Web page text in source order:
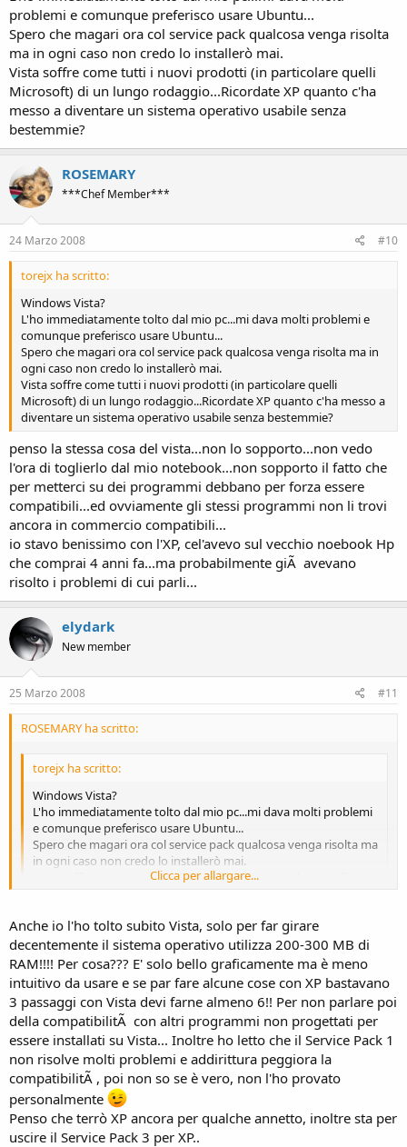
problemi e comunque preferisco usare Ubuntu...
Spero che magari ora col service pack qualcosa venga risolta
ma in ogni caso non credo lo installerò mai.
Vista soffre come tutti i nuovi prodotti (in particolare quelli
Microsoft) di un lungo rodaggio...Ricordate XP quanto c'ha
messo a diventare un sistema operativo usabile senza
bestemmie?
ROSEMARY
***Chef Member***
24 Marzo 2008 #10
torejx ha scritto:
Windows Vista?
L'ho immediatamente tolto dal mio pc...mi dava molti problemi e
comunque preferisco usare Ubuntu...
Spero che magari ora col service pack qualcosa venga risolta ma in
ogni caso non credo lo installerò mai.
Vista soffre come tutti i nuovi prodotti (in particolare quelli
Microsoft) di un lungo rodaggio...Ricordate XP quanto c'ha messo a
diventare un sistema operativo usabile senza bestemmie?
penso la stessa cosa del vista...non lo sopporto...non vedo
l'ora di toglierlo dal mio notebook...non sopporto il fatto che
per metterci su dei programmi debbano per forza essere
compatibili...ed ovviamente gli stessi programmi non li trovi
ancora in commercio compatibili...
io stavo benissimo con l'XP, cel'avevo sul vecchio noebook Hp
che comprai 4 anni fa...ma probabilmente giÃ avevano
risolto i problemi di cui parli...
elydark
New member
25 Marzo 2008 #11
ROSEMARY ha scritto:
torejx ha scritto:
Windows Vista?
L'ho immediatamente tolto dal mio pc...mi dava molti problemi
e comunque preferisco usare Ubuntu...
Spero che magari ora col service pack qualcosa venga risolta ma
in ogni caso non credo lo installerò mai.
Vista soffre come tutti i nuovi prodotti (in particolare quelli
bestemmie?
penso la stessa cosa del vista...non lo sopporto...non vedo l'ora di
toglierlo dal mio notebook...non sopporto il fatto che per metterci
su dei programmi debbano per forza essere compatibili...ed
ovviamente gli stessi programmi non li trovi ancora in commercio
compatibili...
io stavo benissimo con l'XP, cel'avevo sul vecchio noebook Hp che
comprai 4 anni fa...ma probabilmente giÃ avevano risolto i
problemi di cui parli...
Clicca per allargare...
Anche io l'ho tolto subito Vista, solo per far girare
decentemente il sistema operativo utilizza 200-300 MB di
RAM!!!! Per cosa??? E' solo bello graficamente ma è meno
intuitivo da usare e se par fare alcune cose con XP bastavano
3 passaggi con Vista devi farne almeno 6!! Per non parlare poi
della compatibilitÃ con altri programmi non progettati per
essere installati su Vista... Inoltre ho letto che il Service Pack 1
non risolve molti problemi e addirittura peggiora la
compatibilitÃ , poi non so se è vero, non l'ho provato
personalmente
Penso che terrò XP ancora per qualche annetto, inoltre sta per
uscire il Service Pack 3 per XP..